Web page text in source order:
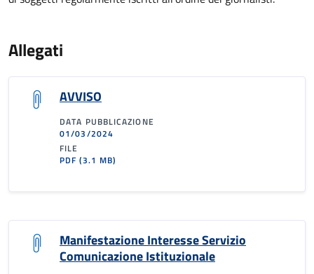
Allegati
AVVISO
DATA PUBBLICAZIONE
01/03/2024
FILE
PDF(3.1 MB)
Manifestazione Interesse Servizio
Comunicazione Istituzionale